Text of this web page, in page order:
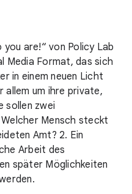
are!“ von Policy Lab
Media Format, das sich
in einem neuen Licht
allem um ihre private,
sollen zwei
Mensch steckt
Amt? 2. Ein
Arbeit des
später Möglichkeiten